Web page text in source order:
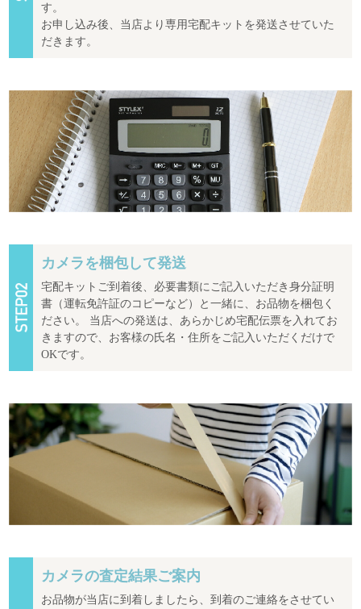
す。
お申し込み後、当店より専用宅配キットを発送させていた
だきます。
カメラを梱包して発送
宅配キットご到着後、必要書類にご記入いただき身分証明
書（運転免許証のコピーなど）と一緒に、お品物を梱包く
ださい。 当店への発送は、あらかじめ宅配伝票を入れてお
きますので、お客様の氏名・住所をご記入いただくだけで
OKです。
カメラの査定結果ご案内
お品物が当店に到着しましたら、到着のご連絡をさせてい